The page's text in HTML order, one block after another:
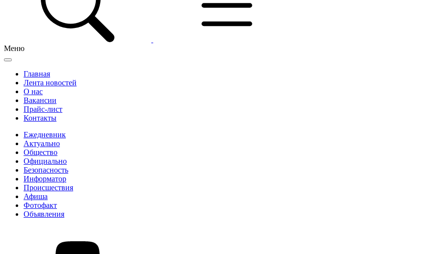
Меню
Главная
Лента новостей
О нас
Вакансии
Прайс-лист
Контакты
Ежедневник
Актуально
Общество
Официально
Безопасность
Информатор
Происшествия
Афиша
Фотофакт
Объявления